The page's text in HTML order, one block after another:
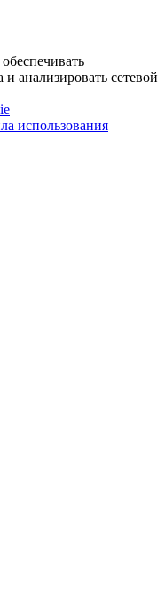
анализировать сетевой
использования